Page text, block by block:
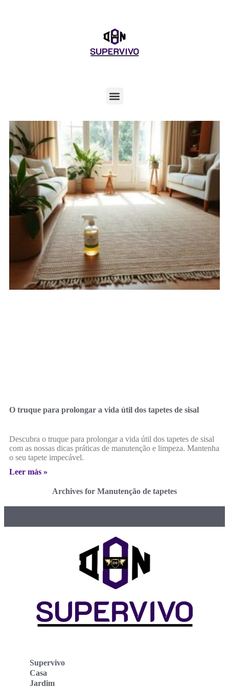
O truque para prolongar a vida útil dos tapetes de sisal
Descubra o truque para prolongar a vida útil dos tapetes de sisal
com as nossas dicas práticas de manutenção e limpeza. Mantenha
o seu tapete impecável.
Leer más »
Archives for Manutenção de tapetes
Supervivo
Casa
Jardim